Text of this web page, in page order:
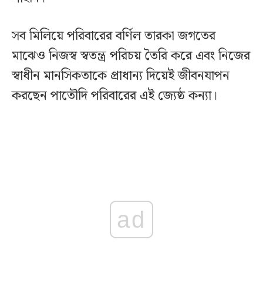
সব মিলিয়ে পরিবারের বর্ণিল তারকা জগতের
মাঝেও নিজস্ব স্বতন্ত্র পরিচয় তৈরি করে এবং নিজের
স্বাধীন মানসিকতাকে প্রাধান্য দিয়েই জীবনযাপন
করছেন পাতৌদি পরিবারের এই জ্যেষ্ঠ কন্যা।
ad